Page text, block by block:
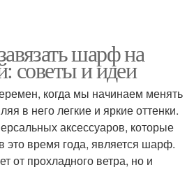
шарф на
советы и идеи
когда мы начинаем менять
в него легкие и яркие оттенки.
аксессуаров, которые
это время года, является шарф.
от прохладного ветра, но и